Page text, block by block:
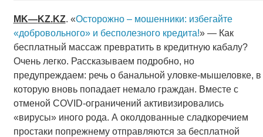
MK—KZ.KZ. «Осторожно – мошенники: избегайте
«добровольного» и бесполезного кредита!» — Как
бесплатный массаж превратить в кредитную кабалу?
Очень легко. Рассказываем подробно, но
предупреждаем: речь о банальной уловке-мышеловке, в
которую вновь попадает немало граждан. Вместе с
отменой COVID-ограничений активизировались
«вирусы» иного рода. А околдованные сладкоречием
простаки попрежнему отправляются за бесплатной